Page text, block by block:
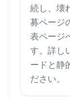
続し、壊
募ページ
表ページ
す。詳し
ードと静
ださい。